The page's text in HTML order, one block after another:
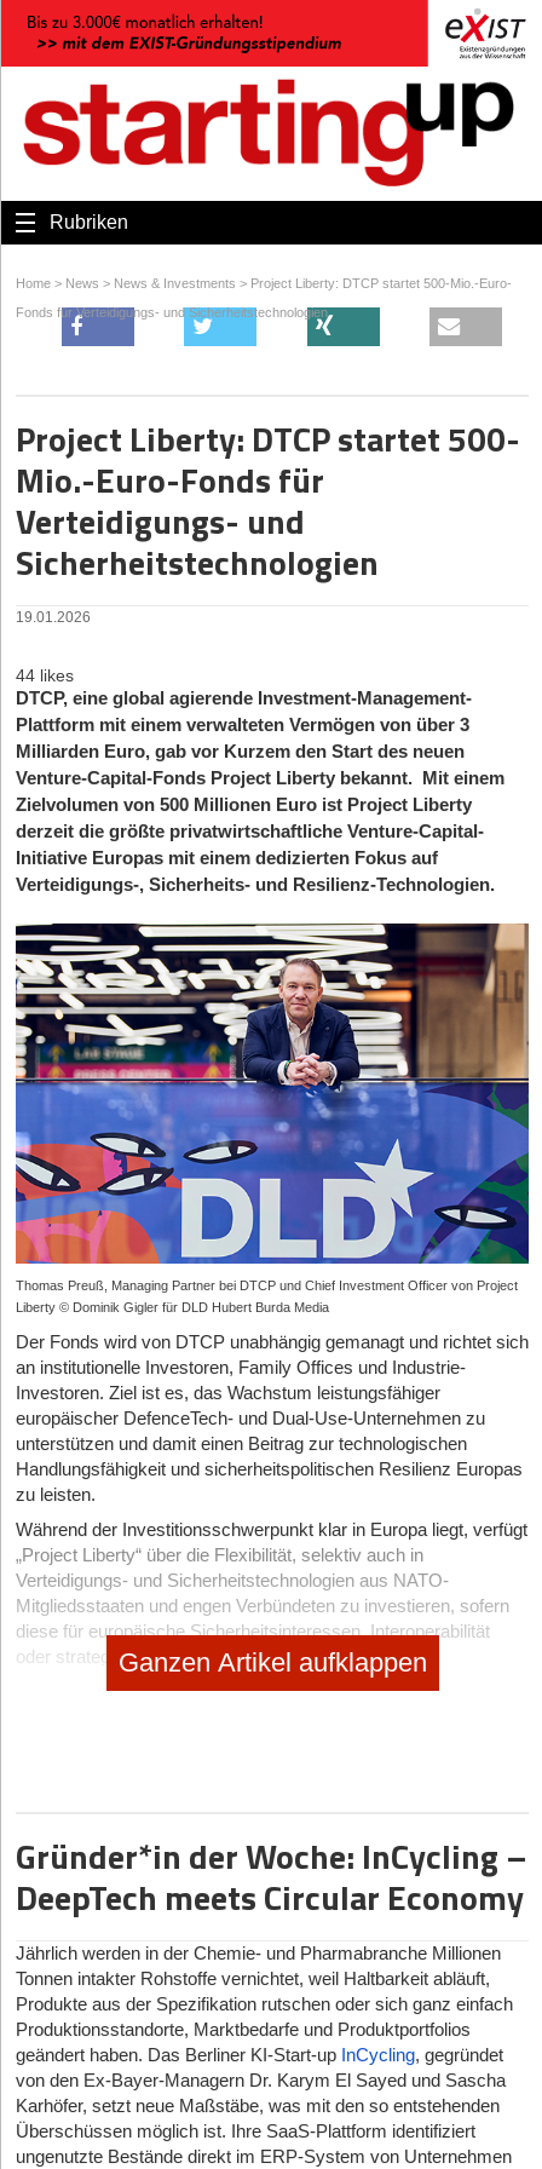
Rubriken
Home > News > News & Investments > Project Liberty: DTCP startet 500-Mio.-Euro-
Fonds für Verteidigungs- und Sicherheitstechnologien
Project Liberty: DTCP startet 500-
Mio.-Euro-Fonds für
Verteidigungs- und
Sicherheitstechnologien
19.01.2026
44 likes
DTCP, eine global agierende Investment-Management-
Plattform mit einem verwalteten Vermögen von über 3
Milliarden Euro, gab vor Kurzem den Start des neuen
Venture-Capital-Fonds Project Liberty bekannt. Mit einem
Zielvolumen von 500 Millionen Euro ist Project Liberty
derzeit die größte privatwirtschaftliche Venture-Capital-
Initiative Europas mit einem dedizierten Fokus auf
Verteidigungs-, Sicherheits- und Resilienz-Technologien.
Thomas Preuß, Managing Partner bei DTCP und Chief Investment Officer von Project
Liberty © Dominik Gigler für DLD Hubert Burda Media
Der Fonds wird von DTCP unabhängig gemanagt und richtet sich
an institutionelle Investoren, Family Offices und Industrie-
Investoren. Ziel ist es, das Wachstum leistungsfähiger
europäischer DefenceTech- und Dual-Use-Unternehmen zu
unterstützen und damit einen Beitrag zur technologischen
Handlungsfähigkeit und sicherheitspolitischen Resilienz Europas
zu leisten.
Während der Investitionsschwerpunkt klar in Europa liegt, verfügt
„Project Liberty“ über die Flexibilität, selektiv auch in
Verteidigungs- und Sicherheitstechnologien aus NATO-
Mitgliedsstaaten und engen Verbündeten zu investieren, sofern
diese für europäische Sicherheitsinteressen, Interoperabilität
oder strategische Lieferketten von Bedeutung sind.
Vicente Vento, CEO von DTCP:„Der Fokus von Project Liberty
tiefgehende Expertise und zahlreiche Berührungspunkte mit der
Verteidigungsindustrie verfügt. Ich kann mir kaum einen Bereich
vorstellen, der strategisch besser zu unseren bestehenden
Plattformen passt. Gleichzeitig sehen wir eine außergewöhnlich
attraktive Investitionschance: Über Jahrzehnte hinweg wurde in
Europa strukturell zu wenig in Verteidigung investiert, während
geopolitische Risiken kontinuierlich zugenommen haben. Parallel
dazu erleben wir eine tiefgreifende technologische Revolution
entlang der gesamten Wertschöpfungskette – von Aufklärung
und Sensorik über softwaredefinierte Waffensysteme, neue
Materialien und autonome Plattformen bis hin zu Satelliten- und
Kommunikationsinfrastruktur. Da alle großen westlichen Staaten
inzwischen einen langfristigen und unumkehrbaren
Ganzen Artikel aufklappen
Gründer*in der Woche: InCycling –
DeepTech meets Circular Economy
Jährlich werden in der Chemie- und Pharmabranche Millionen
Tonnen intakter Rohstoffe vernichtet, weil Haltbarkeit abläuft,
Produkte aus der Spezifikation rutschen oder sich ganz einfach
Produktionsstandorte, Marktbedarfe und Produktportfolios
geändert haben. Das Berliner KI-Start-up InCycling, gegründet
von den Ex-Bayer-Managern Dr. Karym El Sayed und Sascha
Karhöfer, setzt neue Maßstäbe, was mit den so entstehenden
Überschüssen möglich ist. Ihre SaaS-Plattform identifiziert
ungenutzte Bestände direkt im ERP-System von Unternehmen